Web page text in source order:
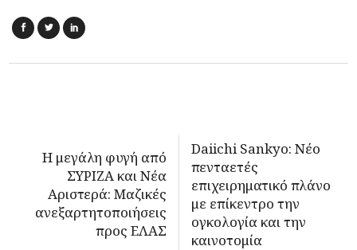
Η μεγάλη φυγή από
ΣΥΡΙΖΑ και Νέα
Αριστερά: Μαζικές
ανεξαρτητοποιήσεις
προς ΕΛΑΣ
Daiichi Sankyo: Νέο
πενταετές
επιχειρηματικό πλάνο
με επίκεντρο την
ογκολογία και την
καινοτομία